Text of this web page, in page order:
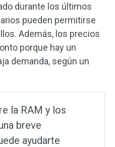
durante los últimos
pueden permitirse
Además, los precios
porque hay un
demanda, según un
la RAM y los
breve
ayudarte